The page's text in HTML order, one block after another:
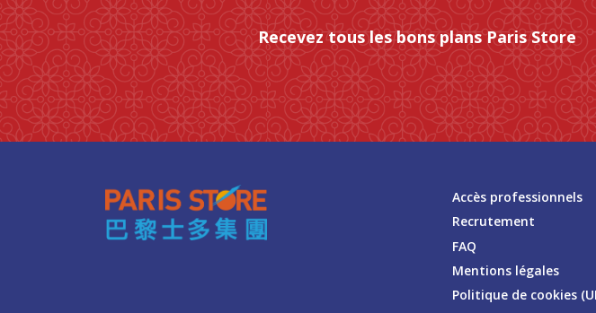
Recevez tous les bons plans Paris Store
Accès professionnels
Recrutement
FAQ
Mentions légales
Politique de cookies